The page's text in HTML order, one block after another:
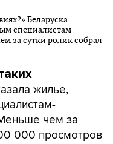
жилье,
чем за
000 просмотров